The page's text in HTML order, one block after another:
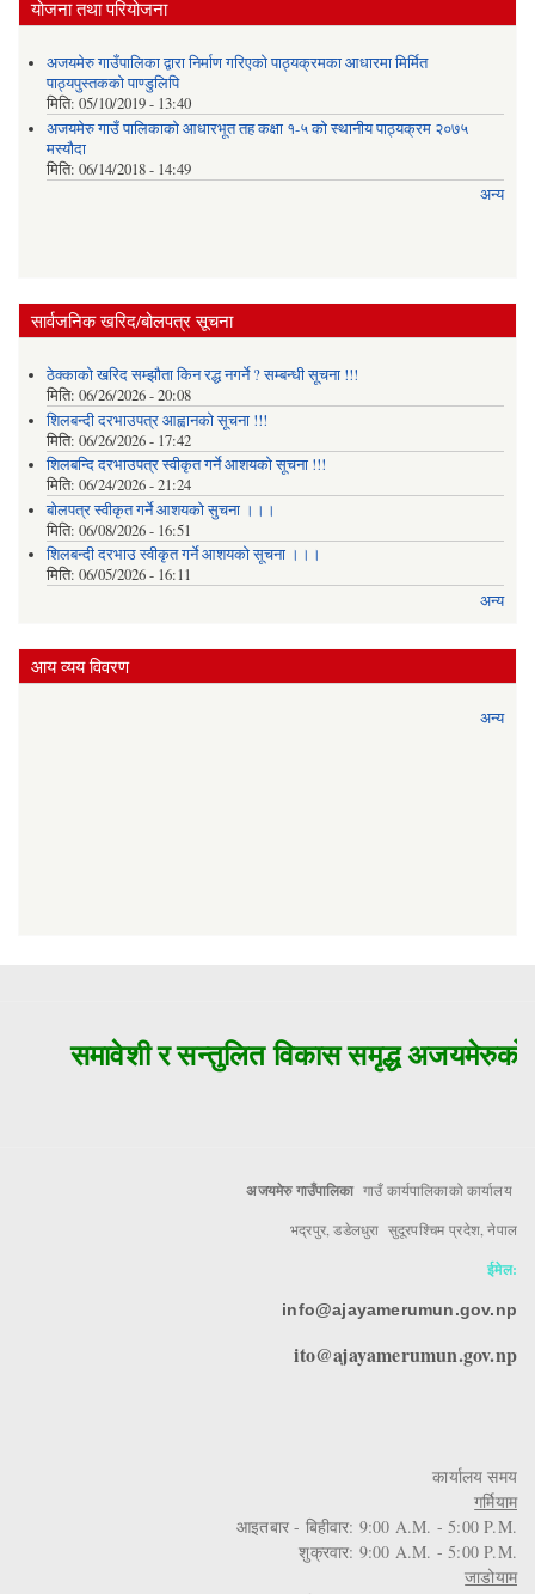
योजना तथा परियोजना
अजयमेरु गाउँपालिका द्वारा निर्माण गरिएको पाठ्यक्रमका आधारमा मिर्मित
पाठ्यपुस्तकको पाण्डुलिपि
मिति: 05/10/2019 - 13:40
अजयमेरु गाउँ पालिकाको आधारभूत तह कक्षा १-५ को स्थानीय पाठ्यक्रम २०७५
मस्यौदा
मिति: 06/14/2018 - 14:49
अन्य
सार्वजनिक खरिद/बोलपत्र सूचना
ठेक्काको खरिद सम्झौता किन रद्ध नगर्ने ? सम्बन्धी सूचना !!!
मिति: 06/26/2026 - 20:08
शिलबन्दी दरभाउपत्र आह्वानको सूचना !!!
मिति: 06/26/2026 - 17:42
शिलबन्दि दरभाउपत्र स्वीकृत गर्ने आशयकाे सूचना !!!
मिति: 06/24/2026 - 21:24
बोलपत्र स्वीकृत गर्ने आशयको सुचना ।।।
मिति: 06/08/2026 - 16:51
शिलबन्दी दरभाउ स्वीकृत गर्ने आशयको सूचना ।।।
मिति: 06/05/2026 - 16:11
अन्य
आय व्यय विवरण
अन्य
समावेशी र सन्तुलित विकास समृद्ध अजयमेरुको
अजयमेरु गाउँपालिका गाउँ कार्यपालिकाको कार्यालय
भद्रपुर, डडेलधुरा सुदूरपश्चिम प्रदेश, नेपाल
ईमेल:
info@ajayamerumun.gov.np
ito@ajayamerumun.gov.np
कार्यालय समय
गर्मियाम
आइतबार - बिहीवार: 9:00 A.M. - 5:00 P.M.
शुक्रवार: 9:00 A.M. - 5:00 P.M.
जाडोयाम